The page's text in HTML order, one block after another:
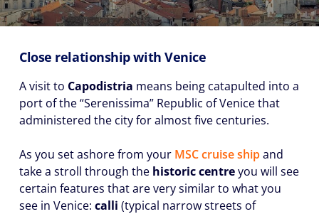
Close relationship with Venice
A visit to Capodistria means being catapulted into a
port of the “Serenissima” Republic of Venice that
administered the city for almost five centuries.
As you set ashore from your MSC cruise shipand
take a stroll through the historic centreyou will see
certain features that are very similar to what you
see in Venice: calli (typical narrow streets of